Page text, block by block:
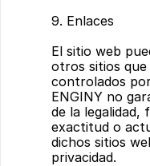
9. Enlaces
El sitio web
otros sitios
controlados
ENGINY no
de la legalidad,
exactitud o
dichos sitios
privacidad.